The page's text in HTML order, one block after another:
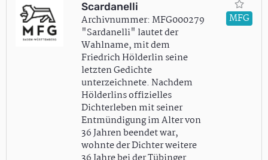
Scardanelli
Archivnummer: MFG000279
"Sardanelli" lautet der
Wahlname, mit dem
Friedrich Hölderlin seine
letzten Gedichte
unterzeichnete. Nachdem
Hölderlins offizielles
Dichterleben mit seiner
Entmündigung im Alter von
36 Jahren beendet war,
wohnte der Dichter weitere
MFG